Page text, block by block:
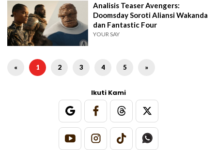
Analisis Teaser Avengers:
Doomsday Soroti Aliansi Wakanda
dan Fantastic Four
YOUR SAY
« 1 2 3 4 5 »
Ikuti Kami